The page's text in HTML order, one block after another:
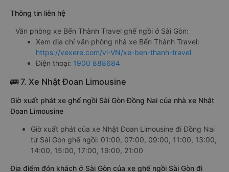
Thông tin liên hệ
Văn phòng xe Bến Thành Travel ghế ngồi ở Sài Gòn:
Xem địa chỉ văn phòng nhà xe Bến Thành Travel:
https://vexere.com/vi-VN/xe-ben-thanh-travel
Điện thoại: 1900 888684
🚌 7. Xe Nhật Đoan Limousine
Giờ xuất phát xe ghế ngồi Sài Gòn Đồng Nai của nhà xe Nhật
Đoan Limousine
Giờ xuất phát của xe Nhật Đoan Limousine đi Đồng Nai
từ Sài Gòn ghế ngồi: 01:00, 07:00, 09:00, 11:00, 13:00,
14:00, 15:00, 17:00, 19:00, 21:00
Địa điểm đón khách ở Sài Gòn của xe ghế ngồi Sài Gòn đi